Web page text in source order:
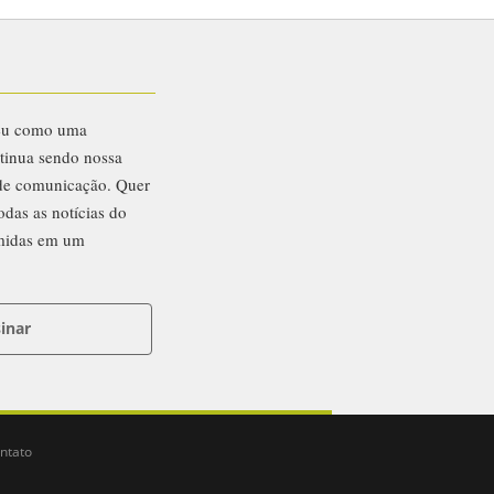
como uma
sendo nossa
comunicação. Quer
as notícias do
em um